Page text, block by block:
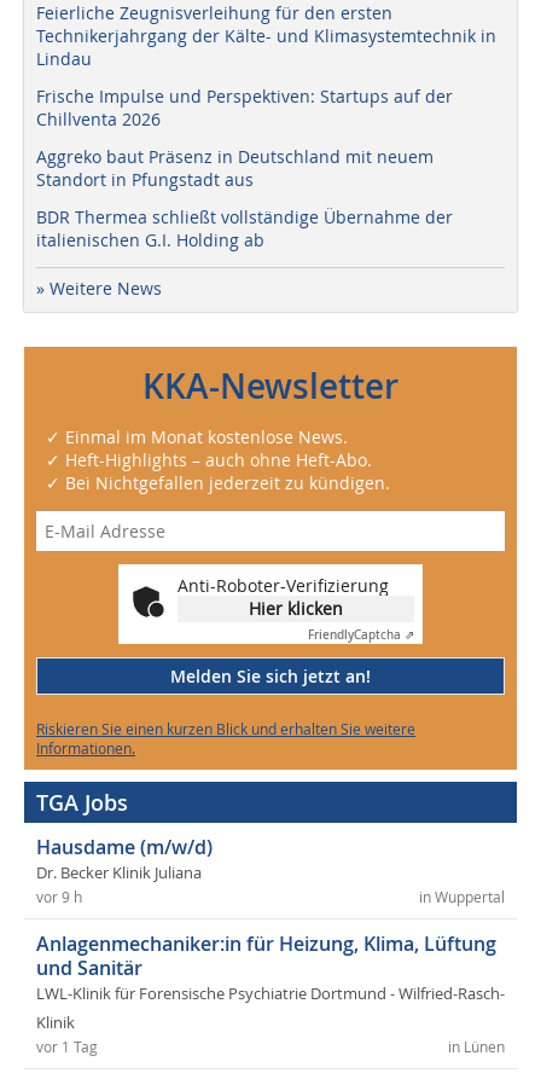
Feierliche Zeugnisverleihung für den ersten
Technikerjahrgang der Kälte- und Klimasystemtechnik in
Lindau
Frische Impulse und Perspektiven: Startups auf der
Chillventa 2026
Aggreko baut Präsenz in Deutschland mit neuem
Standort in Pfungstadt aus
BDR Thermea schließt vollständige Übernahme der
italienischen G.I. Holding ab
» Weitere News
KKA-Newsletter
✓ Einmal im Monat kostenlose News.
✓ Heft-Highlights – auch ohne Heft-Abo.
✓ Bei Nichtgefallen jederzeit zu kündigen.
Anti-Roboter-Verifizierung
Hier klicken
FriendlyCaptcha ⇗
Melden Sie sich jetzt an!
Riskieren Sie einen kurzen Blick und erhalten Sie weitere
Informationen.
TGA Jobs
Hausdame (m/w/d)
Dr. Becker Klinik Juliana
in Wuppertal
vor 9 h
Anlagenmechaniker:in für Heizung, Klima, Lüftung
und Sanitär
LWL-Klinik für Forensische Psychiatrie Dortmund - Wilfried-Rasch-
Klinik
in Lünen
vor 1 Tag